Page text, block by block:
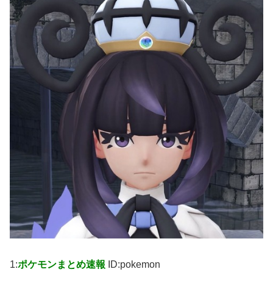
1:ポケモンまとめ速報 ID:pokemon